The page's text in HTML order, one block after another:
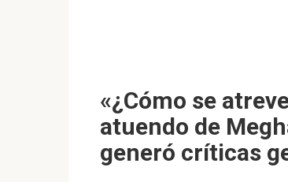
«¿Cómo se
atuendo de
generó críticas